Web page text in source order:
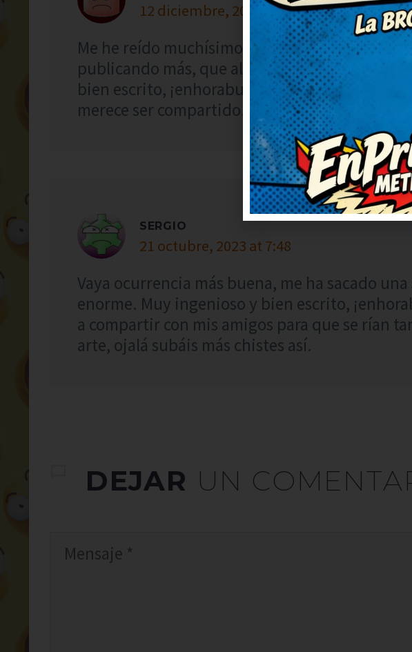
12 diciembre, 2022 at 18:28
Me he reído muchísimo con este chiste, de
publicando más, que alegran un montón. Muy
bien escrito, ¡enhorabuena! Ahora mismo lo
merece ser compartido.
SERGIO
21 octubre, 2023 at 7:48
Vaya ocurrencia más buena, me ha sacado
enorme. Muy ingenioso y bien escrito,
a compartir con mis amigos para que se rían
arte, ojalá subáis más chistes así.
DEJAR UN